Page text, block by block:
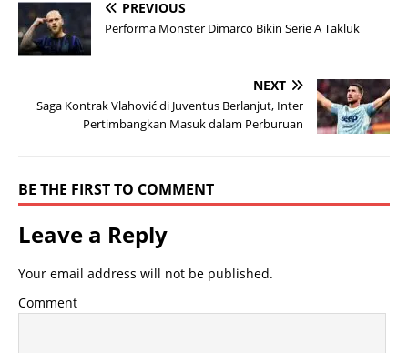
PREVIOUS
Performa Monster Dimarco Bikin Serie A Takluk
NEXT
Saga Kontrak Vlahović di Juventus Berlanjut, Inter
Pertimbangkan Masuk dalam Perburuan
BE THE FIRST TO COMMENT
Leave a Reply
Your email address will not be published.
Comment